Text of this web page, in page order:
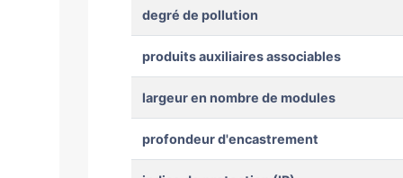
degré de pollution
produits auxiliaires associables
largeur en nombre de modules
profondeur d'encastrement